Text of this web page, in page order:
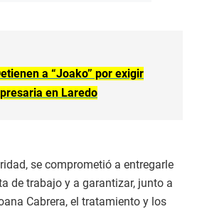
a “Joako” por exigir
en Laredo
se comprometió a entregarle
de trabajo y a garantizar, junto a
Cabrera, el tratamiento y los